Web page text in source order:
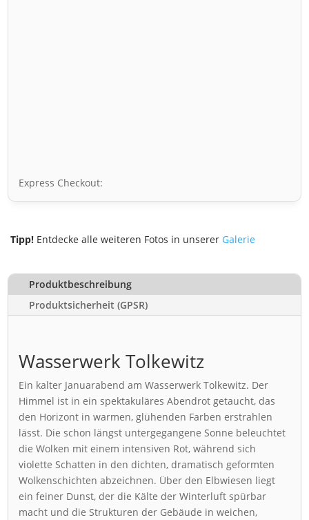
Express Checkout:
Tipp! Entdecke alle weiteren Fotos in unserer Galerie
Produktbeschreibung
Produktsicherheit (GPSR)
Wasserwerk Tolkewitz
Ein kalter Januarabend am Wasserwerk Tolkewitz. Der
Himmel ist in ein spektakuläres Abendrot getaucht, das
den Horizont in warmen, glühenden Farben erstrahlen
lässt. Die schon längst untergegangene Sonne beleuchtet
die Wolken mit einem intensiven Rot, während sich
violette Schatten in den dichten, dramatisch geformten
Wolkenschichten abzeichnen. Über den Elbwiesen liegt
ein feiner Dunst, der die Kälte der Winterluft spürbar
macht und die Strukturen der Gebäude in weichen,